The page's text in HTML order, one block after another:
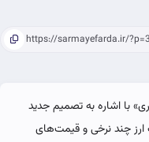
با اشاره به تصمیم جدید
چند نرخی و قیمت‌های